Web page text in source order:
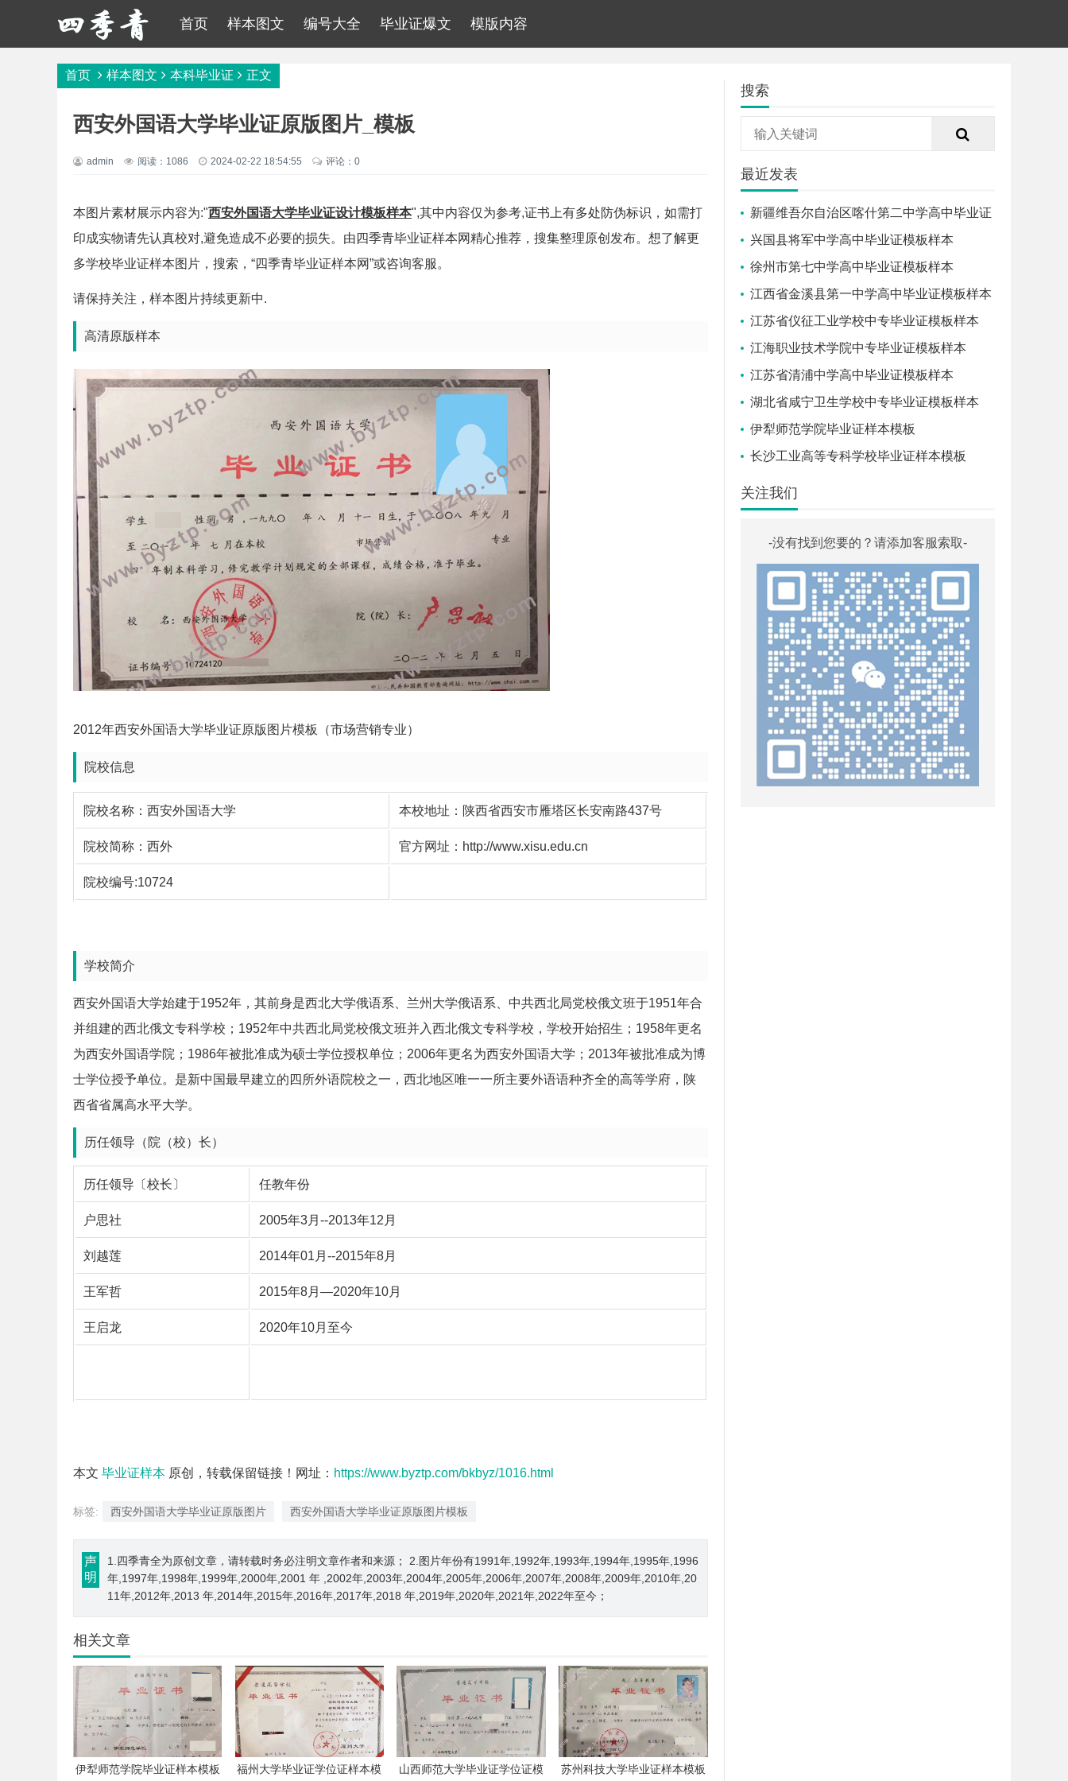
首页 样本图文 编号大全 毕业证爆文 模版内容
首页 样本图文 本科毕业证 正文
西安外国语大学毕业证原版图片_模板
admin 阅读：1086 2024-02-22 18:54:55 评论：0
本图片素材展示内容为:"西安外国语大学毕业证设计模板样本",其中内容仅为参考,证书上有多处防伪标识，如需打
印成实物请先认真校对,避免造成不必要的损失。由四季青毕业证样本网精心推荐，搜集整理原创发布。想了解更
多学校毕业证样本图片，搜索，“四季青毕业证样本网”或咨询客服。
请保持关注，样本图片持续更新中.
高清原版样本
2012年西安外国语大学毕业证原版图片模板（市场营销专业）
院校信息
院校名称： 西安外国语大学 本校地址：陕西省西安市雁塔区长安南路437号
院校简称： 西外 官方网址： http://www.xisu.edu.cn
院校编号:10724
学校简介
西安外国语大学始建于1952年，其前身是西北大学俄语系、兰州大学俄语系、中共西北局党校俄文班于1951年合
并组建的西北俄文专科学校；1952年中共西北局党校俄文班并入西北俄文专科学校，学校开始招生；1958年更名
为西安外国语学院；1986年被批准成为硕士学位授权单位；2006年更名为西安外国语大学；2013年被批准成为博
士学位授予单位。是新中国最早建立的四所外语院校之一，西北地区唯一一所主要外语语种齐全的高等学府，陕
西省省属高水平大学。
历任领导（院（校）长）
历任领导〔校长〕 任教年份
户思社 2005年3月--2013年12月
刘越莲 2014年01月--2015年8月
王军哲 2015年8月—2020年10月
王启龙 2020年10月至今
本文 毕业证样本 原创，转载保留链接！网址： https://www.byztp.com/bkbyz/1016.html
标签: 西安外国语大学毕业证原版图片 西安外国语大学毕业证原版图片模板
声
明
1.四季青全为原创文章，请转载时务必注明文章作者和来源； 2.图片年份有1991年,1992年,1993年,1994年,1995年,1996
年,1997年,1998年,1999年,2000年,2001 年 ,2002年,2003年,2004年,2005年,2006年,2007年,2008年,2009年,2010年,20
11年,2012年,2013 年,2014年,2015年,2016年,2017年,2018 年,2019年,2020年,2021年,2022年至今；
相关文章
伊犁师范学院毕业证样本模板
福州大学毕业证学位证样本模
山西师范大学毕业证学位证模
苏州科技大学毕业证样本模板
搜索
最近发表
新疆维吾尔自治区喀什第二中学高中毕业证
模板样本
兴国县将军中学高中毕业证模板样本
徐州市第七中学高中毕业证模板样本
江西省金溪县第一中学高中毕业证模板样本
江苏省仪征工业学校中专毕业证模板样本
江海职业技术学院中专毕业证模板样本
江苏省清浦中学高中毕业证模板样本
湖北省咸宁卫生学校中专毕业证模板样本
伊犁师范学院毕业证样本模板
长沙工业高等专科学校毕业证样本模板
关注我们
-没有找到您要的？请添加客服索取-